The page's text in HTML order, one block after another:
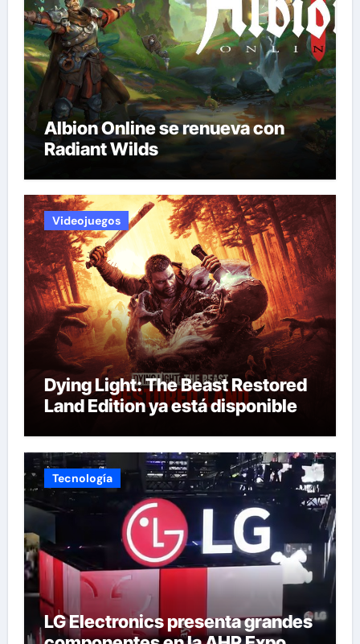
Albion Online se renueva con
Radiant Wilds
Videojuegos
Dying Light: The Beast Restored
Land Edition ya está disponible
Tecnología
LG Electronics presenta grandes